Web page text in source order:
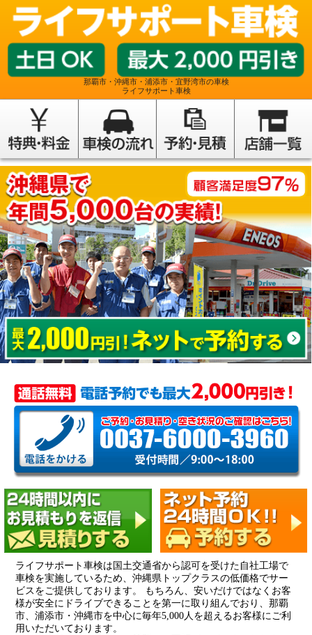
那覇市・沖縄市・浦添市・宜野湾市の車検
ライフサポート車検
ライフサポート車検は国土交通省から認可を受けた自社工場で
車検を実施しているため、沖縄県トップクラスの低価格でサー
ビスをご提供しております。 もちろん、安いだけではなくお客
様が安全にドライブできることを第一に取り組んでおり、那覇
市、浦添市・沖縄市を中心に毎年5,000人を超えるお客様にご利
用いただいております。